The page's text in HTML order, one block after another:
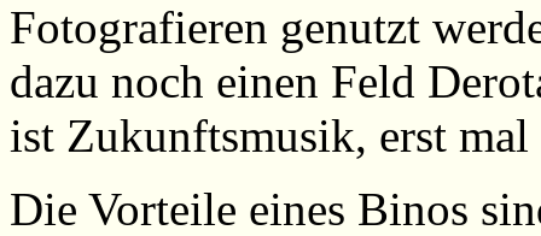
Fotografieren genutzt
dazu noch einen Feld
ist Zukunftsmusik, erst
Die Vorteile eines Binos